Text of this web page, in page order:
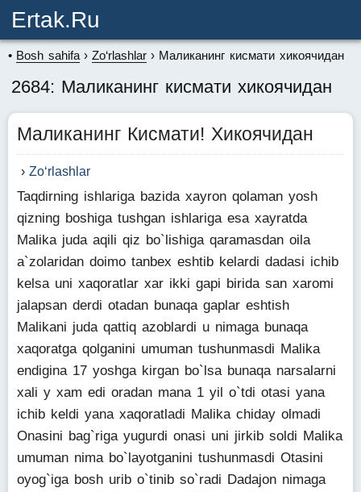
Ertak.ru
Bosh sahifa Zo‘rlashlar Маликанинг кисмати хикоячидан
2684: Маликанинг кисмати хикоячидан
Маликанинг Кисмати! Хикоячидан
Zo‘rlashlar
Taqdirning ishlariga bazida xayron qolaman yosh
qizning boshiga tushgan ishlariga esa xayratda
Malika juda aqili qiz bo`lishiga qaramasdan oila
a`zolaridan doimo tanbex eshtib kelardi dadasi ichib
kelsa uni xaqoratlar xar ikki gapi birida san xaromi
jalapsan derdi otadan bunaqa gaplar eshtish
Malikani juda qattiq azoblardi u nimaga bunaqa
xaqoratga qolganini umuman tushunmasdi Malika
endigina 17 yoshga kirgan bo`lsa bunaqa narsalarni
xali y xam edi oradan mana 1 yil o`tdi otasi yana
ichib keldi yana xaqoratladi Malika chiday olmadi
Onasini bag`riga yugurdi onasi uni jirkib soldi Malika
umuman nima bo`layotganini tushunmasdi Otasini
oyog`iga bosh urib o`tinib so`radi Dadajon nimaga